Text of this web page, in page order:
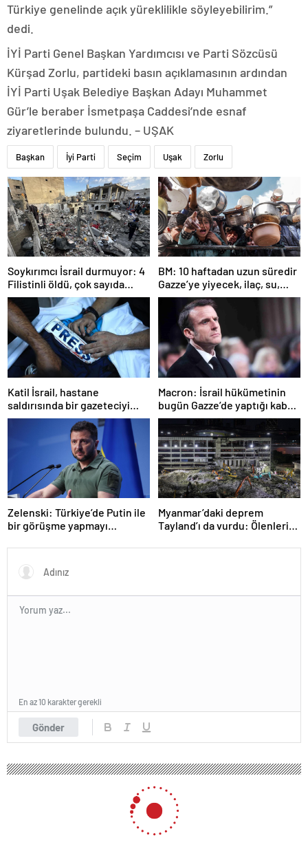
Türkiye genelinde açık yüreklilikle söyleyebilirim.”
dedi.
İYİ Parti Genel Başkan Yardımcısı ve Parti Sözcüsü
Kürşad Zorlu, partideki basın açıklamasının ardından
İYİ Parti Uşak Belediye Başkan Adayı Muhammet
Gür’le beraber İsmetpaşa Caddesi’nde esnaf
ziyaretlerinde bulundu. – UŞAK
Başkan İyi Parti Seçim Uşak Zorlu
Soykırımcı İsrail durmuyor: 4
Filistinli öldü, çok sayıda
yaralı var
BM: 10 haftadan uzun süredir
Gazze’ye yiyecek, ilaç, su,
çadır girmedi
Katil İsrail, hastane
saldırısında bir gazeteciyi
öldürdüğünü itiraf etti
Macron: İsrail hükümetinin
bugün Gazze’de yaptığı kabul
edilemez
Zelenski: Türkiye’de Putin ile
bir görüşme yapmayı
Myanmar’daki deprem
Tayland’ı da vurdu: Ölenlerin
Gönder
En az 10 karakter gerekli